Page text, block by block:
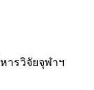
ารวิจัยจุฬาฯ